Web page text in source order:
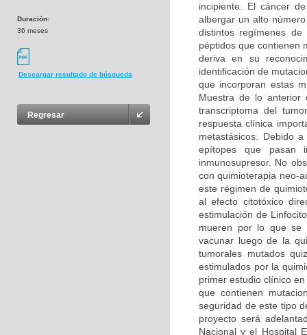
Duración:
36 meses
Descargar resultado de búsqueda
Regresar
incipiente. El cáncer
albergar un alto
distintos regímenes
péptidos que contienen
deriva en su
identificación de
que incorporan estas
Muestra de lo
transcriptoma del
respuesta clínica
metastásicos. Debido
epítopes que pasan
inmunosupresor. No
con quimioterapia neo-
este régimen de
al efecto citotóxico
estimulación de
mueren por lo que se
vacunar luego de la
tumorales mutados
estimulados por la
primer estudio clínico
que contienen
seguridad de este tipo
proyecto será
Nacional y el Hospital